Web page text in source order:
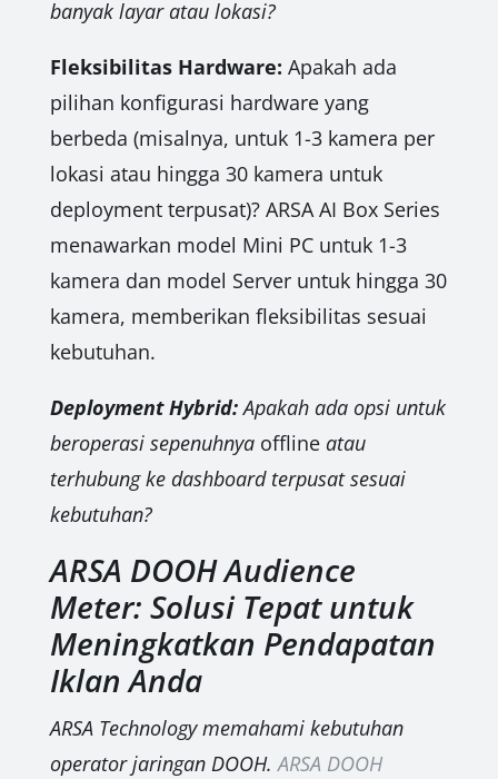
banyak layar atau lokasi?
Fleksibilitas Hardware: Apakah ada
pilihan konfigurasi hardware yang
berbeda (misalnya, untuk 1-3 kamera per
lokasi atau hingga 30 kamera untuk
deployment terpusat)? ARSA AI Box Series
menawarkan model Mini PC untuk 1-3
kamera dan model Server untuk hingga 30
kamera, memberikan fleksibilitas sesuai
kebutuhan.
Deployment Hybrid:Apakah ada opsi untuk
beroperasi sepenuhnya offlineatau
terhubung ke dashboard terpusat sesuai
kebutuhan?
ARSA DOOH Audience
Meter: Solusi Tepat untuk
Meningkatkan Pendapatan
Iklan Anda
ARSA Technology memahami kebutuhan
operator jaringan DOOH.ARSA DOOH